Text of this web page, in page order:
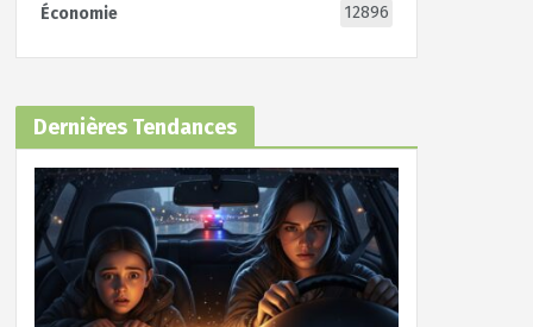
Économie 12896
Dernières Tendances